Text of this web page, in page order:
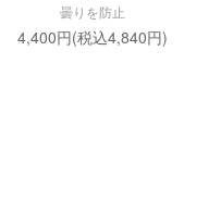
曇りを防止
4,400円(税込4,840円)